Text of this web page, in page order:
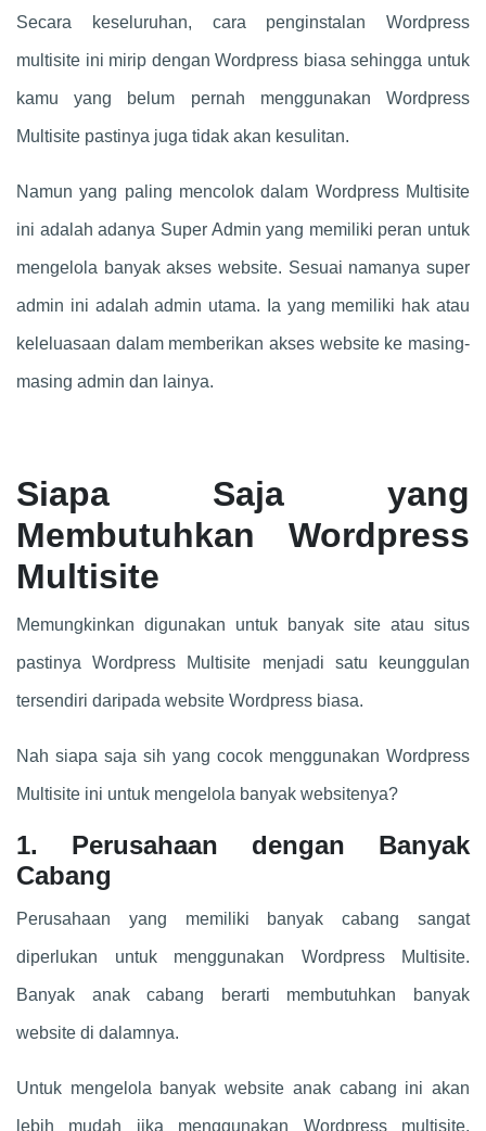
Secara keseluruhan, cara penginstalan Wordpress
multisite ini mirip dengan Wordpress biasa sehingga untuk
kamu yang belum pernah menggunakan Wordpress
Multisite pastinya juga tidak akan kesulitan.
Namun yang paling mencolok dalam Wordpress Multisite
ini adalah adanya Super Admin yang memiliki peran untuk
mengelola banyak akses website. Sesuai namanya super
admin ini adalah admin utama. Ia yang memiliki hak atau
keleluasaan dalam memberikan akses website ke masing-
masing admin dan lainya.
Siapa Saja yang
Membutuhkan Wordpress
Multisite
Memungkinkan digunakan untuk banyak site atau situs
pastinya Wordpress Multisite menjadi satu keunggulan
tersendiri daripada website Wordpress biasa.
Nah siapa saja sih yang cocok menggunakan Wordpress
Multisite ini untuk mengelola banyak websitenya?
1. Perusahaan dengan Banyak
Cabang
Perusahaan yang memiliki banyak cabang sangat
diperlukan untuk menggunakan Wordpress Multisite.
Banyak anak cabang berarti membutuhkan banyak
website di dalamnya.
Untuk mengelola banyak website anak cabang ini akan
lebih mudah jika menggunakan Wordpress multisite.